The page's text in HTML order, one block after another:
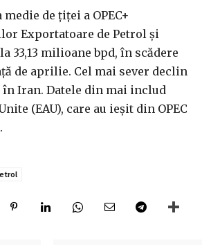
de ţiţei a OPEC+
Exportatoare de Petrol şi
33,13 milioane bpd, în scădere
de aprilie. Cel mai sever declin
Iran. Datele din mai includ
(EAU), care au ieşit din OPEC